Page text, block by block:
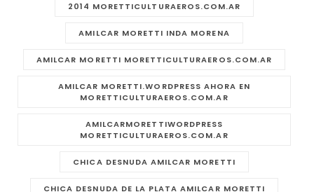
2014 MORETTICULTURAEROS.COM.AR
AMILCAR MORETTI INDA MORENA
AMILCAR MORETTI MORETTICULTURAEROS.COM.AR
AMILCAR MORETTI.WORDPRESS AHORA EN
MORETTICULTURAEROS.COM.AR
AMILCARMORETTIWORDPRESS
MORETTICULTURAEROS.COM.AR
CHICA DESNUDA AMILCAR MORETTI
CHICA DESNUDA DE LA PLATA AMILCAR MORETTI